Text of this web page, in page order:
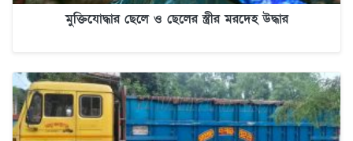
মুক্তিযোদ্ধার ছেলে ও ছেলের স্ত্রীর মরদেহ উদ্ধার